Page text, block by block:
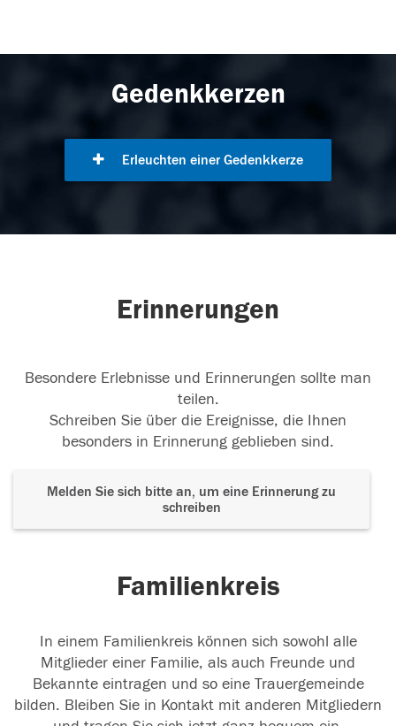
Gedenkkerzen
Erleuchten einer Gedenkkerze
Erinnerungen
Besondere Erlebnisse und Erinnerungen sollte man
teilen.
Schreiben Sie über die Ereignisse, die Ihnen
besonders in Erinnerung geblieben sind.
Melden Sie sich bitte an, um eine Erinnerung zu
schreiben
Familienkreis
In einem Familienkreis können sich sowohl alle
Mitglieder einer Familie, als auch Freunde und
Bekannte eintragen und so eine Trauergemeinde
bilden. Bleiben Sie in Kontakt mit anderen Mitgliedern